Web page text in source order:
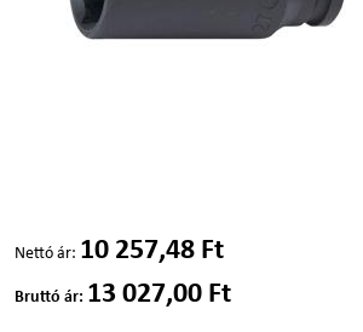
Nettó ár: 10 257,48 Ft
Bruttó ár: 13 027,00 Ft